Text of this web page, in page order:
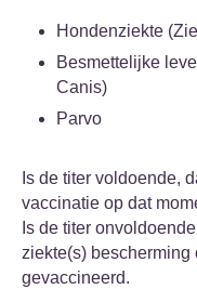
Hondenziekte
Besmettelijke
Canis)
Parvo
Is de titer voldoende,
vaccinatie op dat
Is de titer
ziekte(s) bescherming
gevaccineerd.